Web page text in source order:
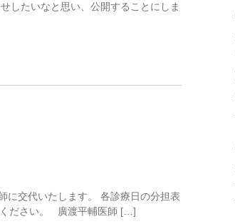
したいなと思い、公開することにしま
に交代いたします。 各診療日の分担表
ださい。 廣渡平輔医師 […]